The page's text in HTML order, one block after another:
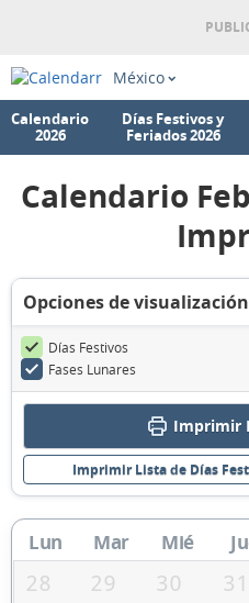
México
Calendario
2026
Días Festivos y
Feriados 2026
Calendario
Opciones de
Días Festivos
Fases Lunares
Imprimir
Imprimir Lista de Días
Lun Mar Mié
28 29 30 31